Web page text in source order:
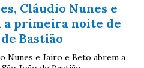
Cláudio Nunes e
a primeira noite de
Bastião
Nunes e Jairo e Beto abrem a